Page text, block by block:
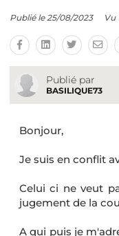
Publié le 25/08/2023 Vu
Publié par
BASILIQUE73
Bonjour,
Je suis en conflit
Celui ci ne veut
jugement de la
A qui puis je